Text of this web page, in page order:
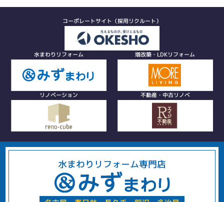
コーポレートサイト（採用リクルート）
水まわりリフォーム 増改築・LDKリフォーム
リノベーション 不動産・中古リノベ
水まわりリフォーム専門店